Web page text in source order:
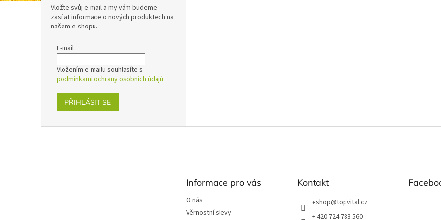
Vložte svůj e-mail a my vám budeme
zasílat informace o nových produktech na
našem e-shopu.
E-mail
Vložením e-mailu souhlasíte s
podmínkami ochrany osobních údajů
PŘIHLÁSIT SE
Informace pro vás
O nás
Věrnostní slevy
Kontakt
eshop@topvital.cz
+ 420 724 783 560